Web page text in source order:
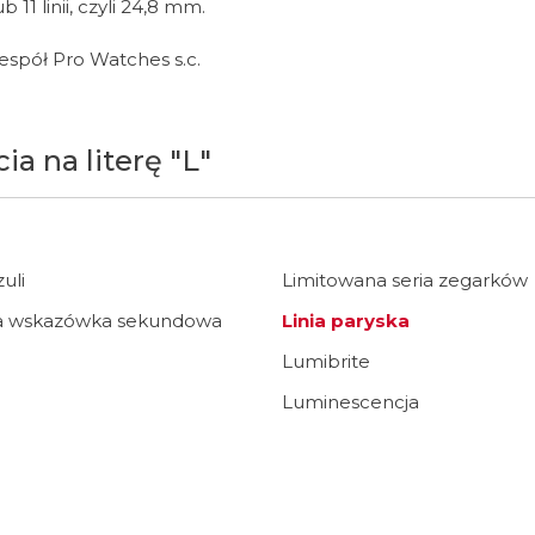
Luminox
Mido
Spinki do mankietów
11 linii, czyli 24,8 mm.
Pro Watches s.c.
na literę "L"
wskazówka sekundowa
Limitowana seria zegarków
Linia paryska
Lumibrite
Luminescencja